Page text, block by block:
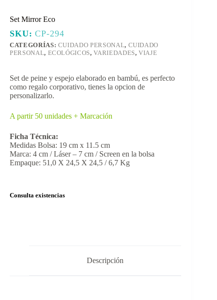
Set Mirror Eco
SKU:CP-294
CATEGORÍAS: CUIDADO PERSONAL, CUIDADO
PERSONAL, ECOLÓGICOS,VARIEDADES,VIAJE
Set de peine y espejo elaborado en bambú, es perfecto
como regalo corporativo, tienes la opcion de
personalizarlo.
A partir 50 unidades + Marcación
Ficha Técnica:
Medidas Bolsa: 19 cm x 11.5 cm
Marca: 4 cm / Láser – 7 cm / Screen en la bolsa
Empaque: 51,0 X 24,5 X 24,5 / 6,7 Kg
Consulta existencias
Descripción